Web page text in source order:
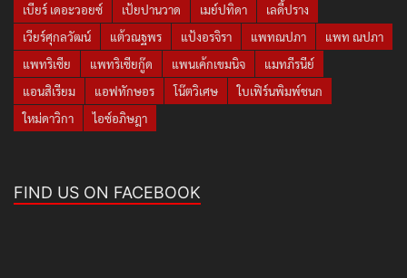
เบียร์ เดอะวอยซ์
เป้ยปานวาด เมย์ปทิดา
เลดี้ปราง
เวียร์ศุกลวัฒน์
แต้วณฐพร แป้งอรจิรา แพทณปภา
แพท ณปภา
แพทริเซีย
แพทริเซียกู๊ด แพนเค้กเขมนิจ
แมทภีรนีย์
แอนสิเรียม
แอฟทักษอร โน๊ตวิเศษ
ใบเฟิร์นพิมพ์ชนก
ใหม่ดาวิกา
ไอซ์อภิษฎา
FIND US ON FACEBOOK